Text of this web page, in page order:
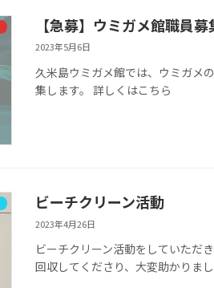
【急募】ウミガメ館職員募
2023年5月6日
久米島ウミガメ館では、ウミガメ
集します。 詳しくはこちら
ビーチクリーン活動
2023年4月26日
ビーチクリーン活動をしていただ
回収してくださり、大変助かりま